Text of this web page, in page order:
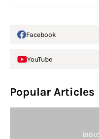
Facebook
YouTube
Popular Articles